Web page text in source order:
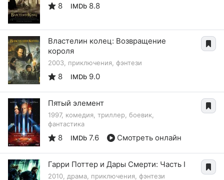
8 IMDb 8.8
Властелин колец: Возвращение
короля
2003, приключения, фэнтези
8 IMDb 9.0
Пятый элемент
1997, комедия, триллер, боевик,
фантастика
8 IMDb 7.6 Смотреть онлайн
Гарри Поттер и Дары Смерти: Часть I
2010, драма, приключения, фэнтези